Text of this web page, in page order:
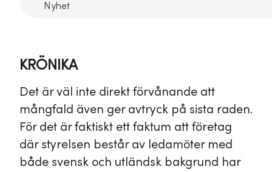
Nyhet
KRÖNIKA
Det är väl inte direkt förvånande att
mångfald även ger avtryck på sista raden.
För det är faktiskt ett faktum att företag
där styrelsen består av ledamöter med
både svensk och utländsk bakgrund har